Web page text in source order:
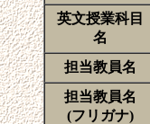
英文授業科目
名
担当教員名
担当教員名
(フリガナ)